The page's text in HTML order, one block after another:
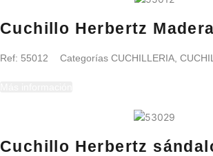
Cuchillo Herbertz
Ref: 55012 Categorías CUCHILLERIA
Cuchillo Herbertz